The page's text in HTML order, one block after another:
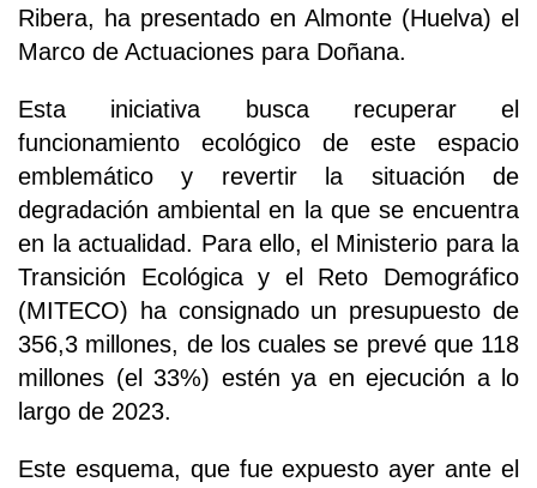
Ribera, ha presentado en Almonte (Huelva) el
Marco de Actuaciones para Doñana.
Esta iniciativa busca recuperar el
funcionamiento ecológico de este espacio
emblemático y revertir la situación de
degradación ambiental en la que se encuentra
en la actualidad. Para ello, el Ministerio para la
Transición Ecológica y el Reto Demográfico
(MITECO) ha consignado un presupuesto de
356,3 millones, de los cuales se prevé que 118
millones (el 33%) estén ya en ejecución a lo
largo de 2023.
Este esquema, que fue expuesto ayer ante el